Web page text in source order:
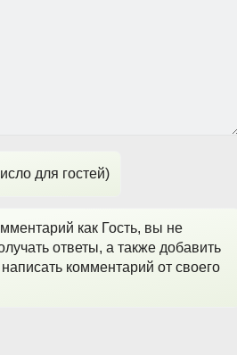
для гостей)
как Гость, вы не
ответы, а также добавить
комментарий от своего